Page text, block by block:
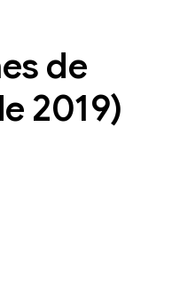
de
2019)